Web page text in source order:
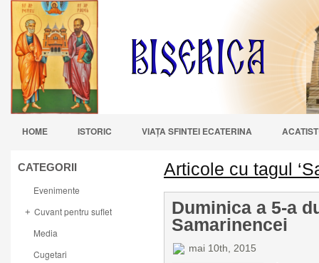
HOME ISTORIC VIAŢA SFINTEI ECATERINA
CATEGORII
Evenimente
+ Cuvant pentru suflet
Media
Cugetari
Articole cu tagul
Duminica a 5-a
Samarinencei
mai 10th, 2015